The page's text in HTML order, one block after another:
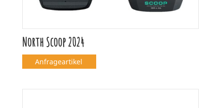
North Scoop 2024
Anfrageartikel